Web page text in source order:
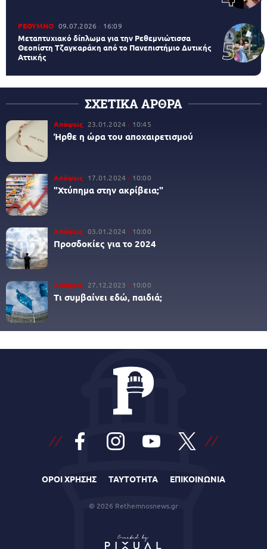
ΡΕΘΥΜΝΟ 09.07.2026 16:09
Μεταπτυχιακό δίπλωμα για την Ρεθεμνιώτισσα
Θεοπίστη Τζαγκαράκη από το Πανεπιστήμιο Δυτικής
Αττικής
ΣΧΕΤΙΚΑ ΑΡΘΡΑ
Απόψεις 23.01.2024 10:45
Ήρθε η ώρα του αποχαιρετισμού
Απόψεις 17.01.2024 10:00
"Χτύπημα στην ακρίβεια;"
Απόψεις 03.01.2024 10:00
Προσδοκίες για το 2024
Απόψεις 27.12.2023 10:00
Τι συμβαίνει εδώ, παιδιά;
ΟΡΟΙ ΧΡΗΣΗΣ ΤΑΥΤΟΤΗΤΑ ΕΠΙΚΟΙΝΩΝΙΑ
© 2026 Rethemnosnews.gr